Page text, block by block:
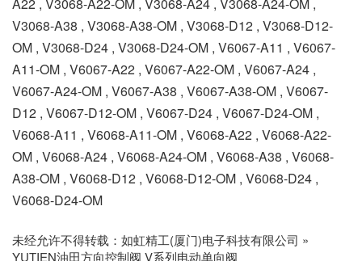
V3068-A38 , V3068-A38-OM , V3068-D12 , V3068-D12-
OM , V3068-D24 , V3068-D24-OM , V6067-A11 , V6067-
A11-OM , V6067-A22 , V6067-A22-OM , V6067-A24 ,
V6067-A24-OM , V6067-A38 , V6067-A38-OM , V6067-
D12 , V6067-D12-OM , V6067-D24 , V6067-D24-OM ,
V6068-A11 , V6068-A11-OM , V6068-A22 , V6068-A22-
OM , V6068-A24 , V6068-A24-OM , V6068-A38 , V6068-
A38-OM , V6068-D12 , V6068-D12-OM , V6068-D24 ,
V6068-D24-OM
未经允许不得转载： 如虹精工(厦门)电子科技有限公司 »
YUTIEN油田方向控制阀 V系列电动单向阀